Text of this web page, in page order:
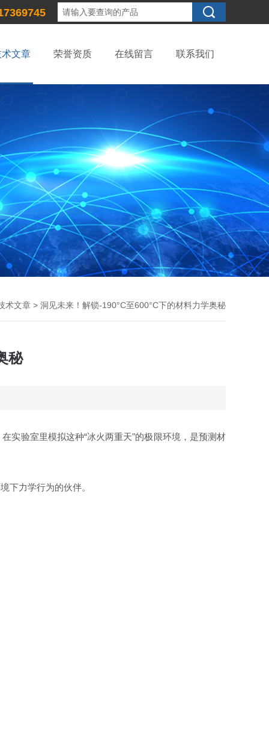
术文章 荣誉资质 在线留言 联系我们
术文章 > 洞见未来！解锁-190°C至600°C下的材料力学奥秘
秘
实验室里模拟这种“冰火两重天"的极限环境，是预测材
下力学行为的伙伴。